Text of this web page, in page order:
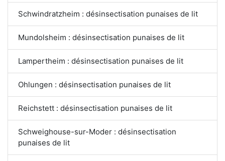
Schwindratzheim : désinsectisation punaises de lit
Mundolsheim : désinsectisation punaises de lit
Lampertheim : désinsectisation punaises de lit
Ohlungen : désinsectisation punaises de lit
Reichstett : désinsectisation punaises de lit
Schweighouse-sur-Moder : désinsectisation
punaises de lit